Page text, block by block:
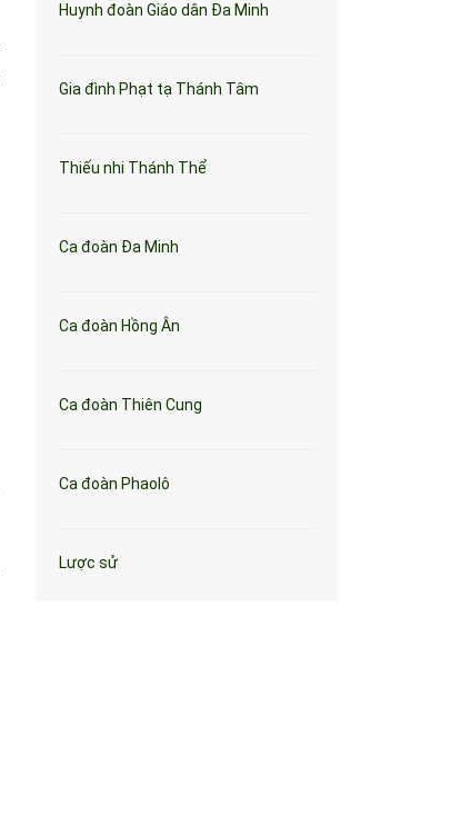
Huynh đoàn Giáo dân Đa Minh
Gia đình Phạt tạ Thánh Tâm
Thiếu nhi Thánh Thể
Ca đoàn Đa Minh
Ca đoàn Hồng Ân
Ca đoàn Thiên Cung
Ca đoàn Phaolô
Lược sử